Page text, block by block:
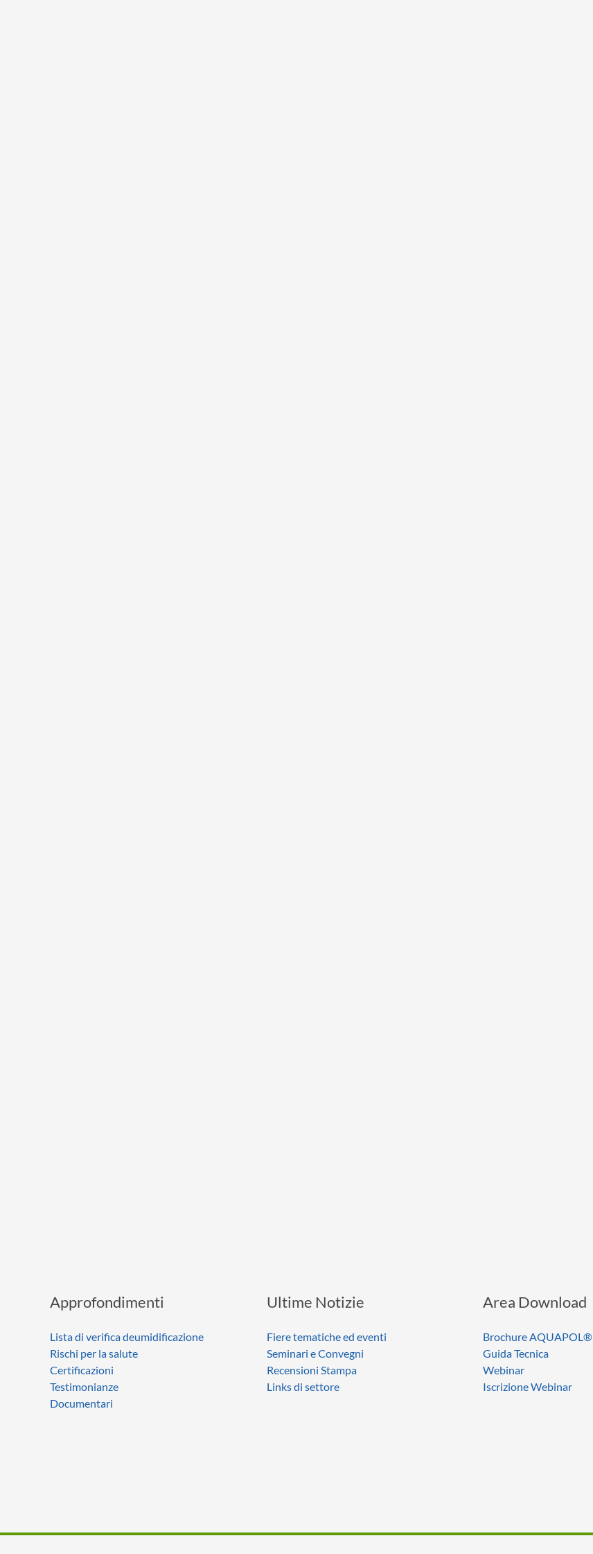
Approfondimenti
Lista di verifica deumidificazione
Rischi per la salute
Certificazioni
Testimonianze
Documentari
Ultime Notizie
Fiere tematiche ed eventi
Seminari e Convegni
Recensioni Stampa
Links di settore
Area Download
Brochure AQUAPOL®
Guida Tecnica
Webinar
Iscrizione Webinar